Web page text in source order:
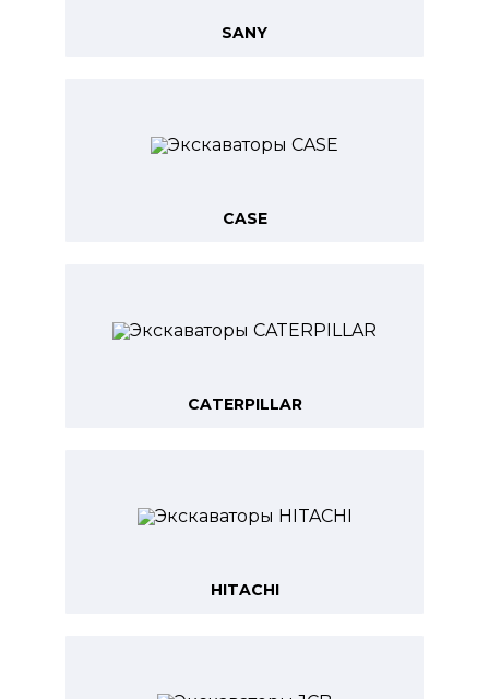
SANY
CASE
CATERPILLAR
HITACHI